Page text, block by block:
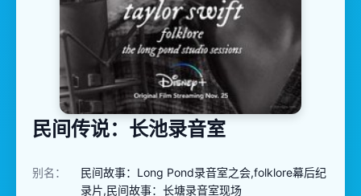
民间传说：长池录音室
别名：
民间故事：Long Pond录音室之会,folklore幕后纪
录片,民间故事：长塘录音室现场